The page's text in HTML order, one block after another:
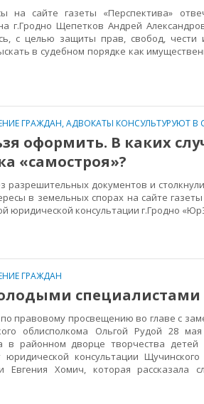
сайте газеты «Перспектива»
г.Гродно Щепетков Андрей
с целью защиты прав, свобод, чести
в судебном порядке как
ГРАЖДАН,АДВОКАТЫ КОНСУЛЬТУРУЮТ В
оформить. В каких
«самостроя»?
разрешительных документов и
в земельных спорах на сайте
юридической консультации г.Гродно
ГРАЖДАН
специалистами
правовому просвещению во главе с
облисполкома Ольгой Рудой 28
в районном дворце творчества
юридической консультации
Евгения Хомич, которая рассказала